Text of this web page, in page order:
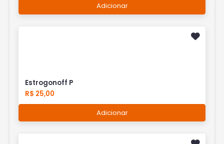
Adicionar
Estrogonoff P
R$ 25,00
Adicionar